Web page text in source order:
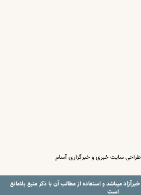
طراحی سایت خبری و خبرگزاری آسام
خبرآزادمیباشد و استفاده از مطالب آن با ذکر منبع بلامانع
است